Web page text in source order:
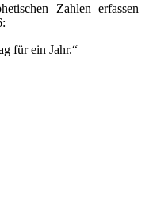
Zahlen erfassen
für ein Jahr.“